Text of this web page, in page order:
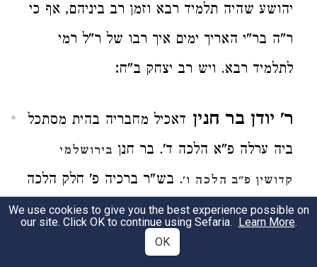
יהושע שהיה תלמיד רבא וזמן רב ביניהם, אף כי
ר"ה בר"י האריך ימים איך רבו של ר"ל רמי
לתלמיד רבא. ויש רב יצחק ב"ח:
ר' יודן בר חנין דאכיל מחבריה בהית מסתכל
ביה ערלה פ"א הלכה ד'. בר חנן בירושלמי
קדושין פ"ב הלכה ו'. בש"ר ברכיה פ' חלק הלכה
ב':
יומא
We use cookies to give you the best experience possible on
our site. Click OK to continue using Sefaria. Learn More.
OK